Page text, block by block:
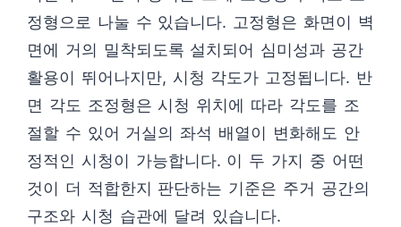
정형으로 나눌 수 있습니다. 고정형은 화면이 벽
면에 거의 밀착되도록 설치되어 심미성과 공간
활용이 뛰어나지만, 시청 각도가 고정됩니다. 반
면 각도 조정형은 시청 위치에 따라 각도를 조
절할 수 있어 거실의 좌석 배열이 변화해도 안
정적인 시청이 가능합니다. 이 두 가지 중 어떤
것이 더 적합한지 판단하는 기준은 주거 공간의
구조와 시청 습관에 달려 있습니다.